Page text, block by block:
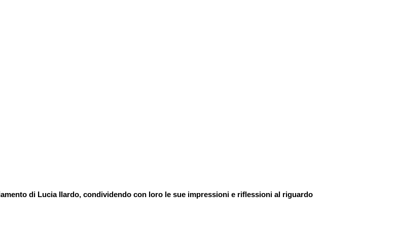
di Lucia Ilardo, condividendo con loro le sue impressioni e riflessioni al riguardo